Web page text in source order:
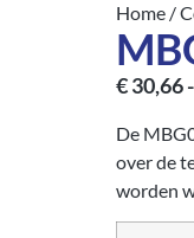
Home /
€30,66-
De
over de
worden